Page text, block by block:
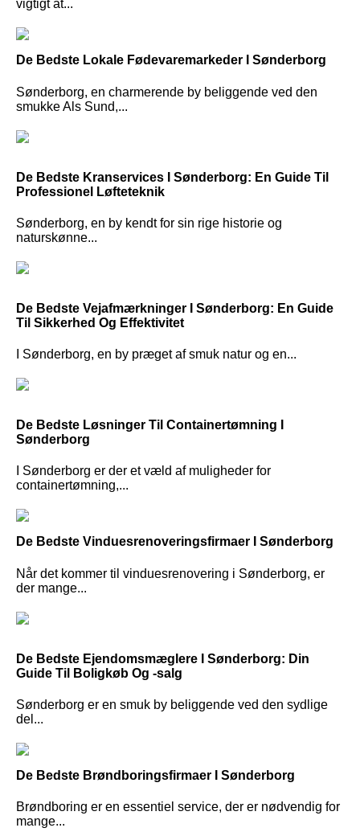
vigtigt at...
De Bedste Lokale Fødevaremarkeder I Sønderborg
Sønderborg, en charmerende by beliggende ved den
smukke Als Sund,...
De Bedste Kranservices I Sønderborg: En Guide Til
Professionel Løfteteknik
Sønderborg, en by kendt for sin rige historie og
naturskønne...
De Bedste Vejafmærkninger I Sønderborg: En Guide
Til Sikkerhed Og Effektivitet
I Sønderborg, en by præget af smuk natur og en...
De Bedste Løsninger Til Containertømning I
Sønderborg
I Sønderborg er der et væld af muligheder for
containertømning,...
De Bedste Vinduesrenoveringsfirmaer I Sønderborg
Når det kommer til vinduesrenovering i Sønderborg, er
der mange...
De Bedste Ejendomsmæglere I Sønderborg: Din
Guide Til Boligkøb Og -salg
Sønderborg er en smuk by beliggende ved den sydlige
del...
De Bedste Brøndboringsfirmaer I Sønderborg
Brøndboring er en essentiel service, der er nødvendig for
mange...